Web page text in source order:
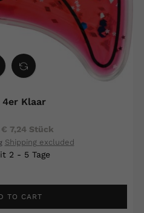
Klaar
€ 7,24 Stück
Shipping excluded
2 - 5 Tage
TO CART